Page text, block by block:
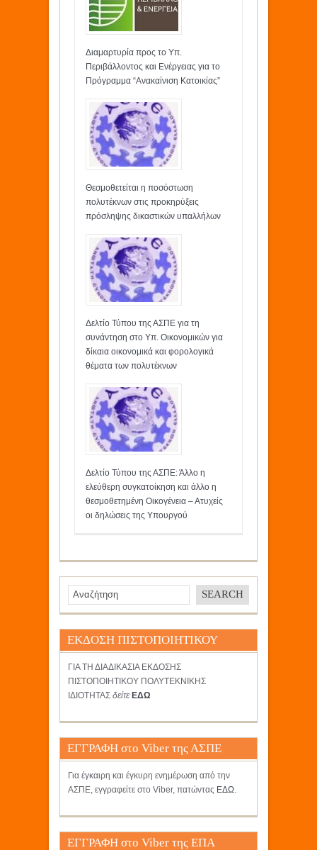
Διαμαρτυρία προς το Υπ.
Περιβάλλοντος και Ενέργειας για το
Πρόγραμμα “Ανακαίνιση Κατοικίας”
Θεσμοθετείται η ποσόστωση
πολυτέκνων στις προκηρύξεις
πρόσληψης δικαστικών υπαλλήλων
Δελτίο Τύπου της ΑΣΠΕ για τη
συνάντηση στο Υπ. Οικονομικών για
δίκαια οικονομικά και φορολογικά
θέματα των πολυτέκνων
Δελτίο Τύπου της ΑΣΠΕ: Άλλο η
ελεύθερη συγκατοίκηση και άλλο η
θεσμοθετημένη Οικογένεια – Ατυχείς
οι δηλώσεις της Υπουργού
ΕΚΔΟΣΗ ΠΙΣΤΟΠΟΙΗΤΙΚΟΥ
ΓΙΑ ΤΗ ΔΙΑΔΙΚΑΣΙΑ ΕΚΔΟΣΗΣ
ΠΙΣΤΟΠΟΙΗΤΙΚΟΥ ΠΟΛΥΤΕΚΝΙΚΗΣ
ΙΔΙΟΤΗΤΑΣ δείτε ΕΔΩ
ΕΓΓΡΑΦΗ στο Viber της ΑΣΠΕ
Για έγκαιρη και έγκυρη ενημέρωση από την
ΑΣΠΕ, εγγραφείτε στο Viber, πατώντας ΕΔΩ.
ΕΓΓΡΑΦΗ στο Viber της ΕΠΑ